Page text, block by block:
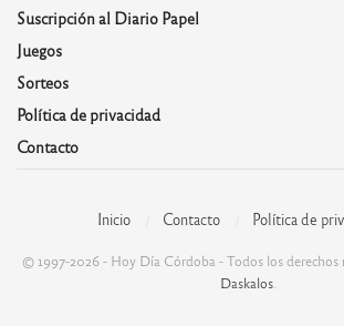
Suscripción al Diario Papel
Juegos
Sorteos
Política de privacidad
Contacto
Inicio Contacto Política de
© 1997-2026 - Hoy Día Córdoba - Todos los derechos
Daskalos.